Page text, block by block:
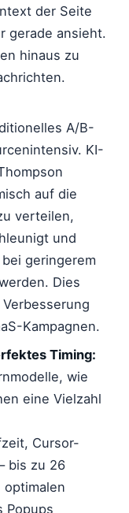
der Seite
gerade ansieht.
hinaus zu
A/B-
KI-
auf die
verteilen,
und
geringerem
Dies
Kampagnen.
Timing:
wie
eine Vielzahl
Cursor-
bis zu 26
optimalen
Popups